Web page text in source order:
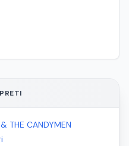
THE CANDYMEN